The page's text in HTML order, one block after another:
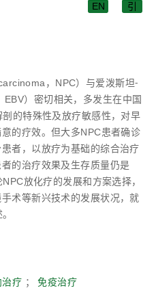
引
EN
，NPC）与爱泼斯坦⁃
）密切相关，多发生在中国
的特殊性及放疗敏感性，对早
的疗效。但大多NPC患者确诊
者，以放疗为基础的综合治疗
的治疗效果及生存质量仍是
放化疗的发展和方案选择，
术等新兴技术的发展状况，就
治疗 ；免疫治疗